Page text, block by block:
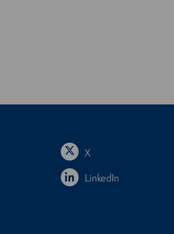
X
LinkedIn